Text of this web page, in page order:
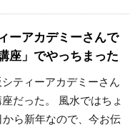
ーアカデミーさんで
座」でやっちまった
ティーアカデミーさん
だった。 風水ではちょ
から新年なので、今お伝